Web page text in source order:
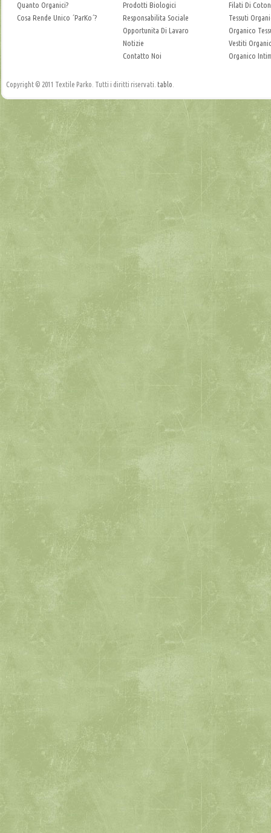
Quanto Organici?
Cosa Rende Unico ´ParKo´?
Prodotti Biologici
Responsabilita Sociale
Opportunita Di Lavaro
Notizie
Contatto Noi
Filati Di
Tessuti
Organico
Vestiti
Organico
Copyright © 2011 Textile Parko. Tutti i diritti riservati. tablo